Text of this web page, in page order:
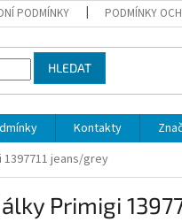
PODMÍNKY PODMÍNKY
HLEDAT
Kontakty
jeans/grey
Primigi